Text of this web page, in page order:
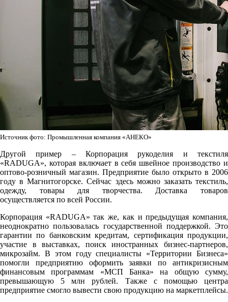
Источник фото: Промышленная компания «АНЕКО»
Другой пример – Корпорация рукоделия и текстиля
«RADUGA», которая включает в себя швейное производство и
оптово-розничный магазин. Предприятие было открыто в 2006
году в Магнитогорске. Сейчас здесь можно заказать текстиль,
одежду, товары для творчества. Доставка товаров
осуществляется по всей России.
Корпорация «RADUGA» так же, как и предыдущая компания,
неоднократно пользовалась государственной поддержкой. Это
гарантии по банковским кредитам, сертификация продукции,
участие в выставках, поиск иностранных бизнес-партнеров,
микрозайм. В этом году специалисты «Территории Бизнеса»
помогли предприятию оформить заявки по антикризисным
финансовым программам «МСП Банка» на общую сумму,
превышающую 5 млн рублей. Также с помощью центра
предприятие смогло вывести свою продукцию на маркетплейсы.